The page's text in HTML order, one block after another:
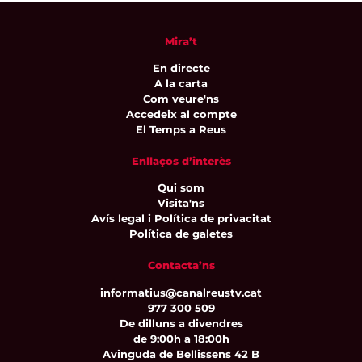
Mira’t
En directe
A la carta
Com veure'ns
Accedeix al compte
El Temps a Reus
Enllaços d’interès
Qui som
Visita'ns
Avís legal i Política de privacitat
Política de galetes
Contacta’ns
informatius@canalreustv.cat
977 300 509
De dilluns a divendres
de 9:00h a 18:00h
Avinguda de Bellissens 42 B